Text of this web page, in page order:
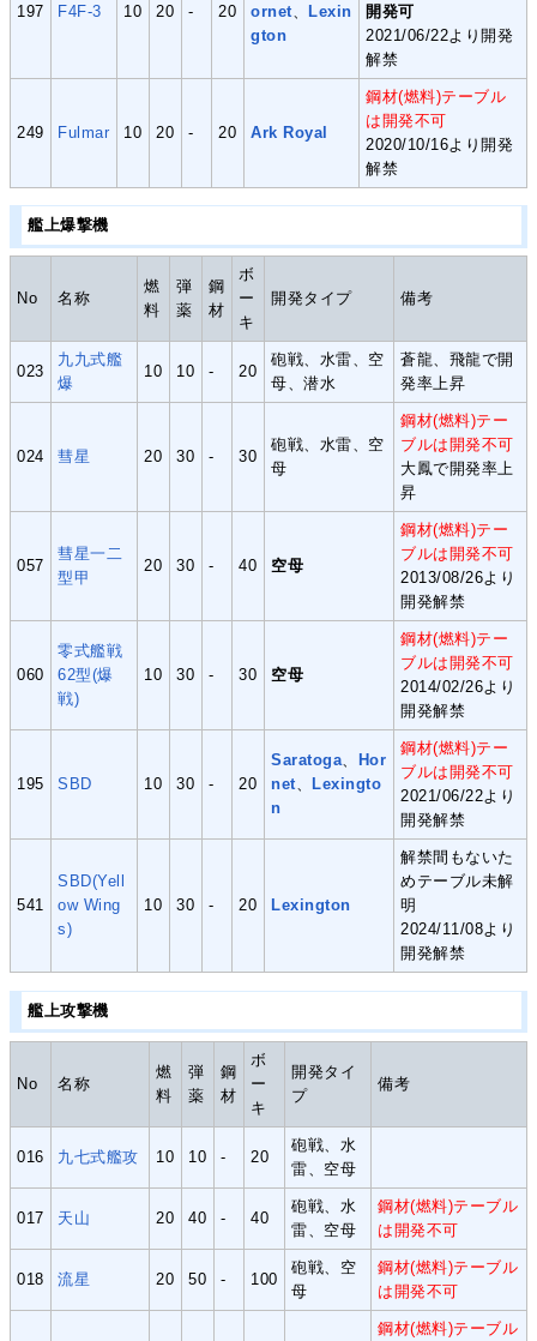
197 F4F-3 10 20 - 20
ornet
Lexin
gton
開発可
2021/06/22より開発
解禁
249 Fulmar 10 20 - 20 Ark Royal
鋼材(燃料)テーブル
は開発不可
2020/10/16より開発
解禁
艦上爆撃機
No 名称
燃
料
弾
薬
鋼
材
ボ
ー
キ
開発タイプ 備考
023
九九式艦
爆
10 10 - 20
砲戦、水雷、空
母、潜水
蒼龍、飛龍で開
発率上昇
024 彗星 20 30 - 30
砲戦、水雷、空
母
鋼材(燃料)テー
ブルは開発不可
大鳳で開発率上
昇
057
彗星一二
型甲
20 30 - 40 空母
鋼材(燃料)テー
ブルは開発不可
2013/08/26より
開発解禁
060
零式艦戦
62型(爆
戦)
10 30 - 30 空母
鋼材(燃料)テー
ブルは開発不可
2014/02/26より
開発解禁
195 SBD 10 30 - 20
Saratoga、
Hor
net、
Lexingto
n
鋼材(燃料)テー
ブルは開発不可
2021/06/22より
開発解禁
541
SBD(Yell
ow Wing
s)
10 30 - 20 Lexington
解禁間もないた
めテーブル未解
明
2024/11/08より
開発解禁
艦上攻撃機
No 名称
燃
料
弾
薬
鋼
材
ボ
ー
キ
開発タイ
プ
備考
016 九七式艦攻 10 10 - 20
砲戦、水
雷、空母
017 天山 20 40 - 40
砲戦、水
雷、空母
鋼材(燃料)テーブル
は開発不可
018 流星 20 50 - 100
砲戦、空
母
鋼材(燃料)テーブル
は開発不可
鋼材(燃料)テーブル